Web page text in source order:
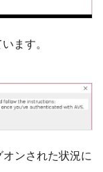
ます。
ンされた状況に